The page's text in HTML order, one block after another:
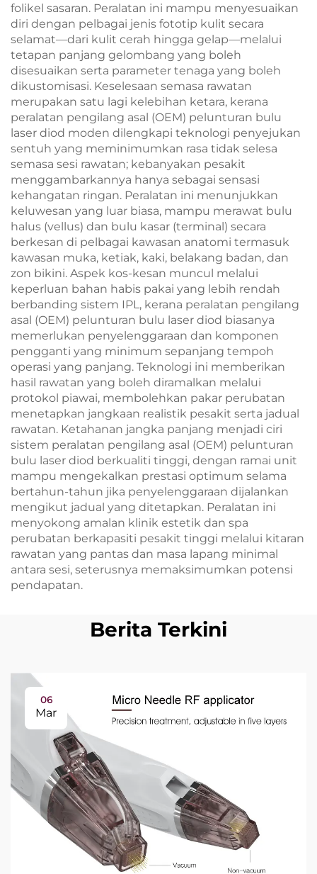
folikel sasaran. Peralatan ini mampu menyesuaikan
diri dengan pelbagai jenis fototip kulit secara
selamat—dari kulit cerah hingga gelap—melalui
tetapan panjang gelombang yang boleh
disesuaikan serta parameter tenaga yang boleh
dikustomisasi. Keselesaan semasa rawatan
merupakan satu lagi kelebihan ketara, kerana
peralatan pengilang asal (OEM) pelunturan bulu
laser diod moden dilengkapi teknologi penyejukan
sentuh yang meminimumkan rasa tidak selesa
semasa sesi rawatan; kebanyakan pesakit
menggambarkannya hanya sebagai sensasi
kehangatan ringan. Peralatan ini menunjukkan
keluwesan yang luar biasa, mampu merawat bulu
halus (vellus) dan bulu kasar (terminal) secara
berkesan di pelbagai kawasan anatomi termasuk
kawasan muka, ketiak, kaki, belakang badan, dan
zon bikini. Aspek kos-kesan muncul melalui
keperluan bahan habis pakai yang lebih rendah
berbanding sistem IPL, kerana peralatan pengilang
asal (OEM) pelunturan bulu laser diod biasanya
memerlukan penyelenggaraan dan komponen
pengganti yang minimum sepanjang tempoh
operasi yang panjang. Teknologi ini memberikan
hasil rawatan yang boleh diramalkan melalui
protokol piawai, membolehkan pakar perubatan
menetapkan jangkaan realistik pesakit serta jadual
rawatan. Ketahanan jangka panjang menjadi ciri
sistem peralatan pengilang asal (OEM) pelunturan
bulu laser diod berkualiti tinggi, dengan ramai unit
mampu mengekalkan prestasi optimum selama
bertahun-tahun jika penyelenggaraan dijalankan
mengikut jadual yang ditetapkan. Peralatan ini
menyokong amalan klinik estetik dan spa
perubatan berkapasiti pesakit tinggi melalui kitaran
rawatan yang pantas dan masa lapang minimal
antara sesi, seterusnya memaksimumkan potensi
pendapatan.
Berita Terkini
06
Mar